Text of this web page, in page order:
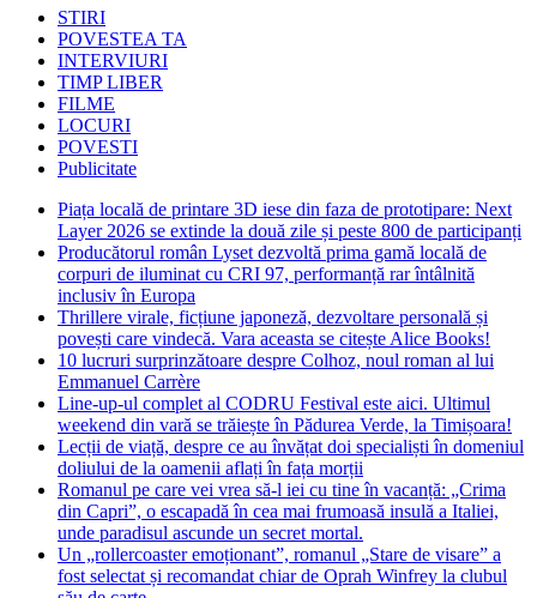
STIRI
POVESTEA TA
INTERVIURI
TIMP LIBER
FILME
LOCURI
POVESTI
Publicitate
Piața locală de printare 3D iese din faza de prototipare: Next
Layer 2026 se extinde la două zile și peste 800 de participanți
Producătorul român Lyset dezvoltă prima gamă locală de
corpuri de iluminat cu CRI 97, performanță rar întâlnită
inclusiv în Europa
Thrillere virale, ficțiune japoneză, dezvoltare personală și
povești care vindecă. Vara aceasta se citește Alice Books!
10 lucruri surprinzătoare despre Colhoz, noul roman al lui
Emmanuel Carrère
Line-up-ul complet al CODRU Festival este aici. Ultimul
weekend din vară se trăiește în Pădurea Verde, la Timișoara!
Lecții de viață, despre ce au învățat doi specialiști în domeniul
doliului de la oamenii aflați în fața morții
Romanul pe care vei vrea să-l iei cu tine în vacanță: „Crima
din Capri”, o escapadă în cea mai frumoasă insulă a Italiei,
unde paradisul ascunde un secret mortal.
Un „rollercoaster emoționant”, romanul „Stare de visare” a
fost selectat și recomandat chiar de Oprah Winfrey la clubul